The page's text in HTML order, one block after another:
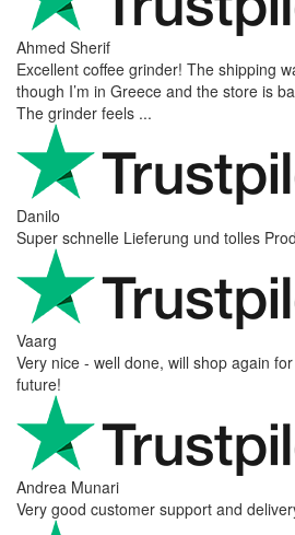
Ahmed Sherif
Excellent coffee grinder! The shipping
though I’m in Greece and the store is
The grinder feels ...
Danilo
Super schnelle Lieferung und tolles
Vaarg
Very nice - well done, will shop again
future!
Andrea Munari
Very good customer support and